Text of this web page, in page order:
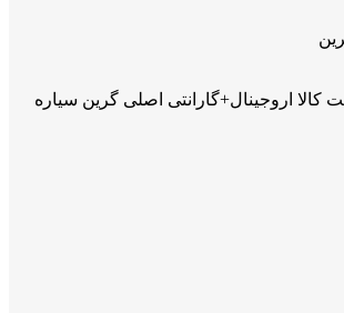
کالا اروجینال+گارانتی اصلی گرین سیاره